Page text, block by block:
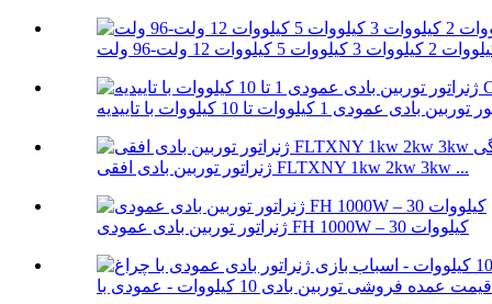
ژنراتور توربین بادی افقی FLTXNY 1kw 2kw 3kw ...
ژنراتور توربین بادی عمودی FH 1000W – 30 کیلووات